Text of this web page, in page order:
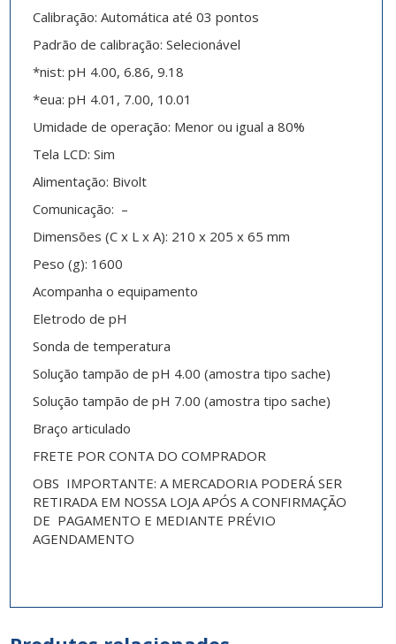
Calibração: Automática até 03 pontos
Padrão de calibração: Selecionável
*nist: pH 4.00, 6.86, 9.18
*eua: pH 4.01, 7.00, 10.01
Umidade de operação: Menor ou igual a 80%
Tela LCD: Sim
Alimentação: Bivolt
Comunicação: –
Dimensões (C x L x A): 210 x 205 x 65 mm
Peso (g): 1600
Acompanha o equipamento
Eletrodo de pH
Sonda de temperatura
Solução tampão de pH 4.00 (amostra tipo sache)
Solução tampão de pH 7.00 (amostra tipo sache)
Braço articulado
FRETE POR CONTA DO COMPRADOR
OBS IMPORTANTE: A MERCADORIA PODERÁ SER
RETIRADA EM NOSSA LOJA APÓS A CONFIRMAÇÃO
DE PAGAMENTO E MEDIANTE PRÉVIO
AGENDAMENTO